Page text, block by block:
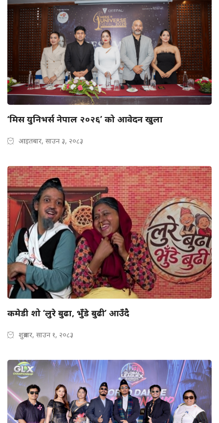
‘मिस युनिभर्स नेपाल २०२६’ को आवेदन खुला
आइतबार, साउन ३, २०८३
कमेडी शो ‘लुरे बुढा, भुँडे बुढी’ आउँदै
शुक्रबार, साउन १, २०८३